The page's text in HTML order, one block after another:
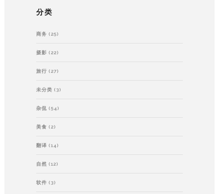
分类
商务 (25)
摄影 (22)
旅行 (27)
未分类 (3)
杂侃 (54)
美食 (2)
翻译 (14)
自然 (12)
软件 (3)